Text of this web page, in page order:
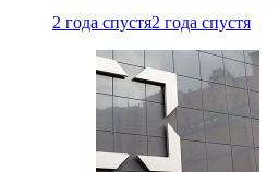
2 года спустя2 года спустя